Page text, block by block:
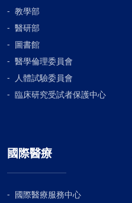
教學部
醫研部
圖書館
醫學倫理委員會
人體試驗委員會
臨床研究受試者保護中心
國際醫療
國際醫療服務中心